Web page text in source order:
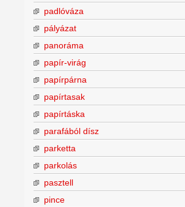
padlóváza
pályázat
panoráma
papír-virág
papírpárna
papírtasak
papírtáska
parafából dísz
parketta
parkolás
pasztell
pince